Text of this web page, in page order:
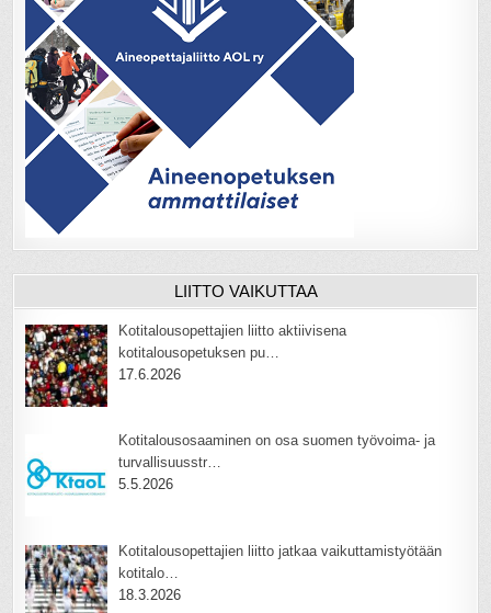
LIITTO VAIKUTTAA
Kotitalousopettajien liitto aktiivisena
kotitalousopetuksen pu…
17.6.2026
Kotitalousosaaminen on osa suomen työvoima- ja
turvallisuusstr…
5.5.2026
Kotitalousopettajien liitto jatkaa vaikuttamistyötään
kotitalo…
18.3.2026